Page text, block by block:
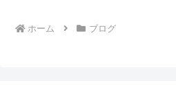
ホーム ブログ